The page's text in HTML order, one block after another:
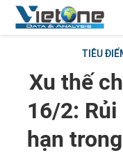
TIÊU
Xu thế
16/2:
hạn